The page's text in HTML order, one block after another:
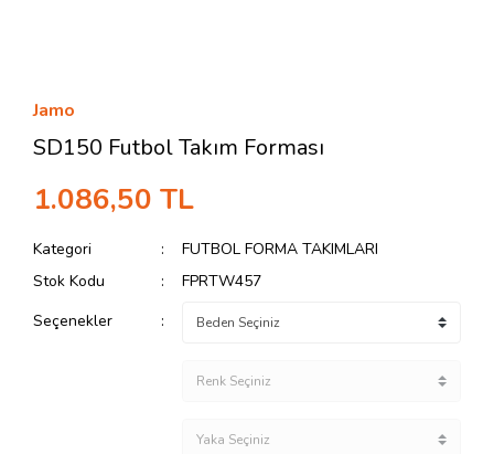
Jamo
SD150 Futbol Takım Forması
1.086,50 TL
Kategori
FUTBOL FORMA TAKIMLARI
Stok Kodu
FPRTW457
Seçenekler